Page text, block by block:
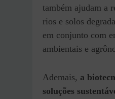
também ajudam a
rios e solos
em conjunto com
ambientais e
Ademais, a
soluções